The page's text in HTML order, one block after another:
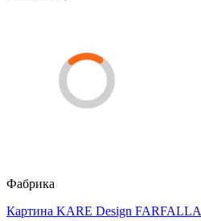
Фабрика
Картина KARE Design FARFALLA